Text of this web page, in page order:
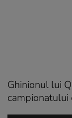
Ghinionul lui
campionatului